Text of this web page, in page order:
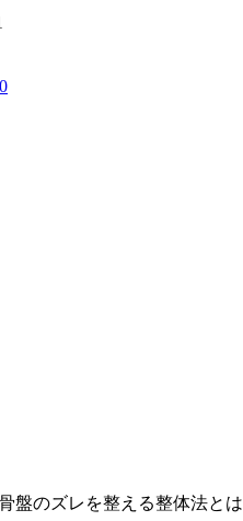
盤のズレを整える整体法とは